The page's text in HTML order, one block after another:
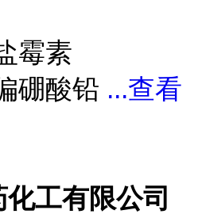
霉素
硼酸铅 ...查看
工有限公司